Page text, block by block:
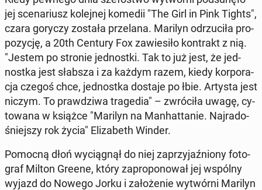
jej sce­na­riusz ko­lej­nej komedii "The Girl in Pink Tights",
czara goryczy została prze­la­na. Marilyn od­rzu­ci­ła pro­
po­zy­cję, a 20th Century Fox za­wie­si­ło kon­trakt z nią.
"Jestem po stronie jed­nost­ki. Tak to już jest, że jed­
nost­ka jest słabsza i za każdym razem, kiedy kor­po­ra­
cja czegoś chce, jed­nost­ka dostaje po łbie. Artysta jest
niczym. To praw­dzi­wa tra­ge­dia" – zwró­ci­ła uwagę, cy­
to­wa­na w książce "Marilyn na Man­hat­ta­nie. Naj­ra­do­
śniej­szy rok życia" Eli­za­beth Winder.
Pomocną dłoń wy­cią­gnął do niej za­przy­jaź­nio­ny fo­to­
graf Milton Greene, który za­pro­po­no­wał jej wspólny
wyjazd do Nowego Jorku i za­ło­że­nie wy­twór­ni Marilyn